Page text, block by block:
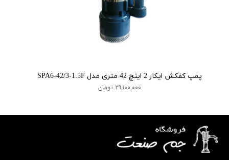
پمپ کفکش ایکار 2 اینچ 42 متری مدل SPA6-42/3-1.5F
۲۹,۱۰۰,۰۰۰ تومان